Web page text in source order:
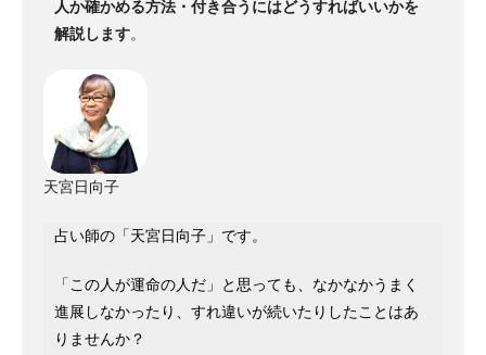
人か確かめる方法・付き合うにはどうすればいいかを
解説します。
天宮日向子
占い師の「天宮日向子」です。
「この人が運命の人だ」と思っても、なかなかうまく
進展しなかったり、すれ違いが続いたりしたことはあ
りませんか？